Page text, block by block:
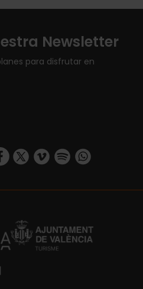
Newsletter
para disfrutar en
mycompany/ visit_valencia/
user/
www.facebook.com/
https://twitter.com/
https://vimeo.com/
https://https://api.whatsapp.com/